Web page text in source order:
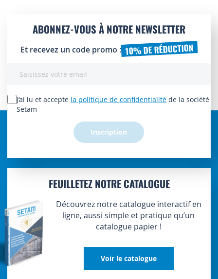
ABONNEZ-VOUS À NOTRE NEWSLETTER
Et recevez un code promo : 10% DE RÉDUCTION
lettre
d’information
J’ai lu et accepte la politique de confidentialité de la société
Setam
Inscription
FEUILLETEZ NOTRE CATALOGUE
Découvrez notre catalogue interactif en
ligne, aussi simple et pratique qu’un
catalogue papier !
Voir le catalogue